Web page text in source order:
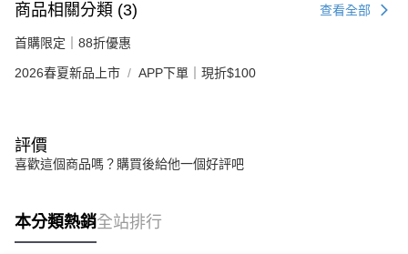
商品相關分類 (3) 查看全部
首購限定｜88折優惠
2026春夏新品上市 APP下單｜現折$100
評價
喜歡這個商品嗎？購買後給他一個好評吧
本分類熱銷全站排行